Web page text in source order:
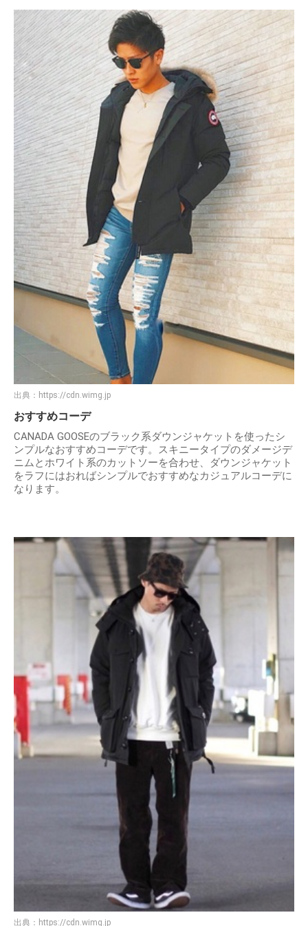
出典： https://cdn.wimg.jp
おすすめコーデ
CANADA GOOSEのブラック系ダウンジャケットを使ったシ
ンプルなおすすめコーデです。スキニータイプのダメージデ
ニムとホワイト系のカットソーを合わせ、ダウンジャケット
をラフにはおればシンプルでおすすめなカジュアルコーデに
なります。
出典： https://cdn.wimg.jp